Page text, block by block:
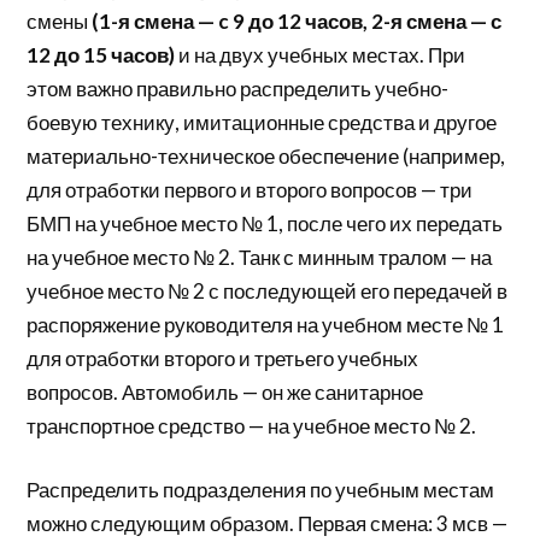
смены (1-я смена — c 9 до 12 часов, 2-я смена — с
12 до 15 часов)и на двух учебных местах. При
этом важно правильно распределить учебно-
боевую технику, имитационные средства и другое
материально-техническое обеспечение (например,
для отработки первого и второго вопросов — три
БМП на учебное место № 1, после чего их передать
на учебное место № 2. Танк с минным тралом — на
учебное место № 2 с последующей его передачей в
распоряжение руководителя на учебном месте № 1
для отработки второго и третьего учебных
вопросов. Автомобиль — он же санитарное
транспортное средство — на учебное место № 2.
Распределить подразделения по учебным местам
можно следующим образом. Первая смена: 3 мсв —